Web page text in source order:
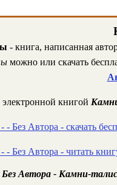
- книга, написанная
можно или скачать
книгой
- - Без Автора - скачать
- - Без Автора - читать
Без Автора - Камни-